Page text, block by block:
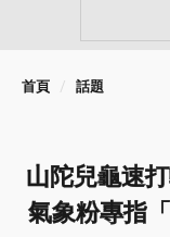
首頁 話題
山陀兒龜速
氣象粉專指